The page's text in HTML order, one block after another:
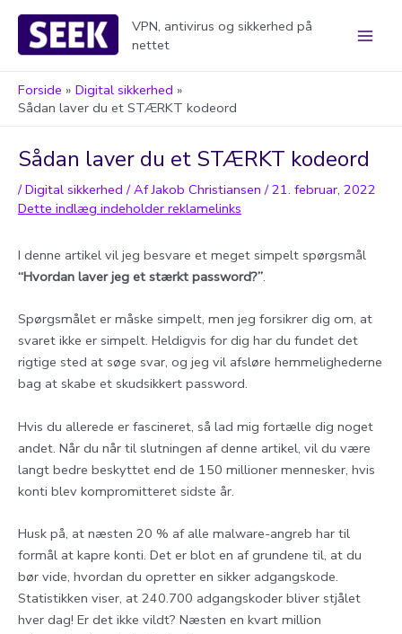
indholdet
VPN, antivirus og sikkerhed på
nettet
Forside
Digital sikkerhed
Sådan laver du et STÆRKT kodeord
Sådan laver du et STÆRKT kodeord
/Digital sikkerhed / AfJakob Christiansen /21. februar, 2022
I denne artikel vil jeg besvare et meget simpelt spørgsmål
“Hvordan laver jeg et stærkt password?”.
Spørgsmålet er måske simpelt, men jeg forsikrer dig om, at
svaret ikke er simpelt. Heldigvis for dig har du fundet det
rigtige sted at søge svar, og jeg vil afsløre hemmelighederne
bag at skabe et skudsikkert password.
Hvis du allerede er fascineret, så lad mig fortælle dig noget
andet. Når du når til slutningen af denne artikel, vil du være
langt bedre beskyttet end de 150 millioner mennesker, hvis
konti blev kompromitteret sidste år.
Husk på, at næsten 20 % af alle malware-angreb har til
formål at kapre konti. Det er blot en af grundene til, at du
bør vide, hvordan du opretter en sikker adgangskode.
Statistikken viser, at 240.700 adgangskoder bliver stjålet
hver dag! Er det ikke vildt? Næsten en kvart million